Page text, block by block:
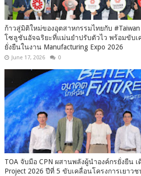
ก้าวสู่มิติใหม่ของอุตสาหกรรมไทยกับ #Taiwan
โซลูชันอัจฉริยะที่แม่นยำปรับตัวไว พร้อมขับเ
ยั่งยืนในงาน Manufacturing Expo 2026
June 17, 2026 0
TOA จับมือ CPN ผสานพลังผู้นำองค์กรยั่งยืน
Project 2026 ปีที่ 5 ขับเคลื่อนโครงการเยาว